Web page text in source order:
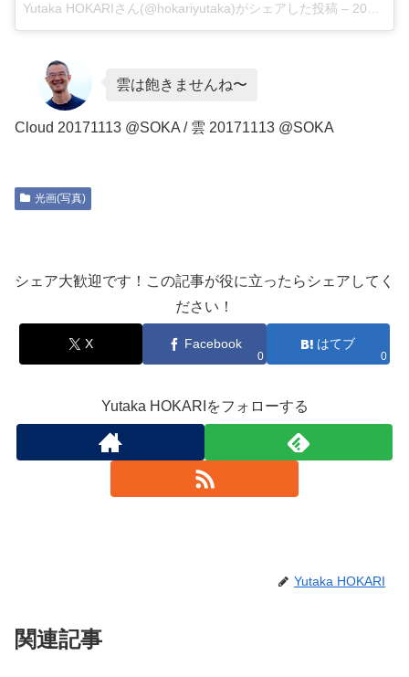
Yutaka HOKARIさん(@hokariyutaka)がシェアした投稿 – 2017 11月 13 3:31午前 PST
雲は飽きませんね〜
Cloud 20171113 @SOKA / 雲 20171113 @SOKA
光画(写真)
シェア大歓迎です！この記事が役に立ったらシェアしてく
ださい！
X Facebook
0
はてブ
0
Yutaka HOKARIをフォローする
Yutaka HOKARI
関連記事